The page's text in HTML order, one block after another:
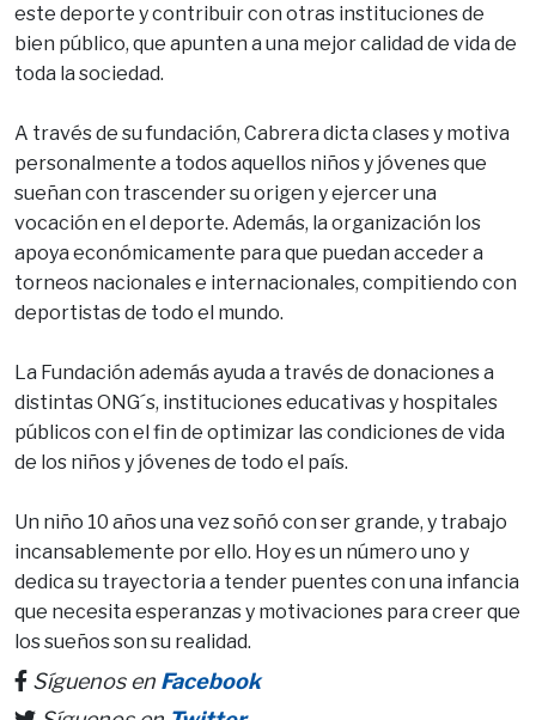
este deporte y contribuir con otras instituciones de
bien público, que apunten a una mejor calidad de vida de
toda la sociedad.
A través de su fundación, Cabrera dicta clases y motiva
personalmente a todos aquellos niños y jóvenes que
sueñan con trascender su origen y ejercer una
vocación en el deporte. Además, la organización los
apoya económicamente para que puedan acceder a
torneos nacionales e internacionales, compitiendo con
deportistas de todo el mundo.
La Fundación además ayuda a través de donaciones a
distintas ONG´s, instituciones educativas y hospitales
públicos con el fin de optimizar las condiciones de vida
de los niños y jóvenes de todo el país.
Un niño 10 años una vez soñó con ser grande, y trabajo
incansablemente por ello. Hoy es un número uno y
dedica su trayectoria a tender puentes con una infancia
que necesita esperanzas y motivaciones para creer que
los sueños son su realidad.
Síguenos en Facebook